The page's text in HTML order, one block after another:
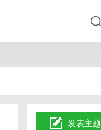
发表主题